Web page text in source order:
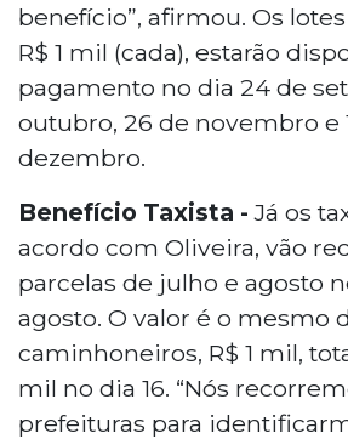
benefício”, afirmou. Os
R$ 1 mil (cada), estarão
pagamento no dia 24 de
outubro, 26 de novembro e
dezembro.
Benefício Taxista - Já os
acordo com Oliveira, vão
parcelas de julho e agosto
agosto. O valor é o mesmo
caminhoneiros, R$ 1 mil,
mil no dia 16. “Nós
prefeituras para